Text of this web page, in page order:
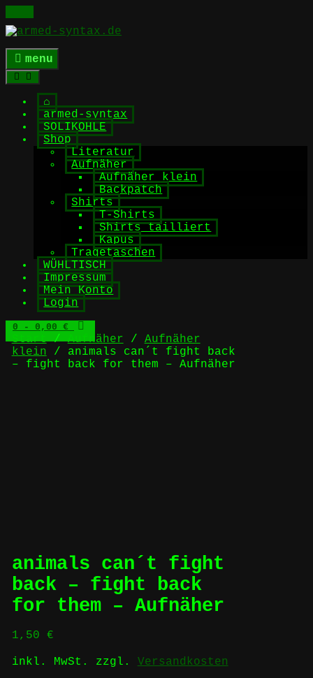
Skip
to
content
menu
⌂
armed-syntax
SOLIKOHLE
Shop
Literatur
Aufnäher
Aufnäher klein
Backpatch
Shirts
T-Shirts
Shirts tailliert
Kapus
Tragetaschen
WÜHLTISCH
Impressum
Mein Konto
Login
0 - 0,00 €
Start/Aufnäher / Aufnäher
klein / animals can´t fight back
– fight back for them – Aufnäher
animals can´t fight
back – fight back
for them – Aufnäher
1,50 €
inkl. MwSt. zzgl. Versandkosten